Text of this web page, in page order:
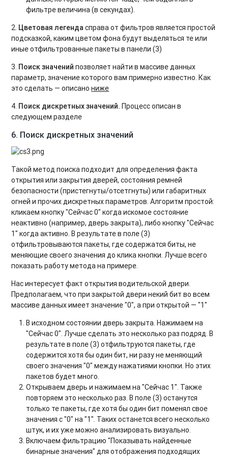
фильтре величина (в секундах).
2. Цветовая легендасправа от фильтров является простой
подсказкой, каким цветом фона будут выделяться те или
иные отфильтрованные пакеты в панели (3)
3. Поиск значений позволяет найти в массиве данных
параметр, значение которого вам примерно известно. Как
это сделать — описанониже
4. Поиск дискретных значений. Процесс описан в
следующем разделе
6. Поиск дискретных значений
Такой метод поиска подходит для определения факта
открытия или закрытия дверей, состояния ремней
безопасности (пристегнуты/отсетгнуты) или габаритных
огней и прочих дискретных параметров. Алгоритм простой:
кликаем кнопку "Сейчас 0" когда искомое состояние
неактивно (например, дверь закрыта), либо кнопку "Сейчас
1" когда активно. В результате в поле (3)
отфильтровываются пакеты, где содержатся биты, не
меняющие своего значения до клика кнопки. Лучше всего
показать работу метода на примере.
Нас интересует факт открытия водительской двери.
Предполагаем, что при закрытой двери некий бит во всем
массиве данных имеет значение "0", а при открытой — "1"
В исходном состоянии дверь закрыта. Нажимаем на
"Сейчас 0". Лучше сделать это несколько раз подряд. В
результате в поле (3) отфильтруются пакеты, где
содержится хотя бы один бит, ни разу не меняющий
своего значения "0" между нажатиями кнопки. Но этих
пакетов будет много.
Открываем дверь и нажимаем на "Сейчас 1". Также
повторяем это несколько раз. В поле (3) останутся
только те пакеты, где хотя бы один бит поменял свое
значения с "0" на "1". Таких останется всего несколько
штук, и их уже можно анализировать визуально.
Включаем фильтрацию "Показывать найденные
бинарные значения" для отображения подходящих